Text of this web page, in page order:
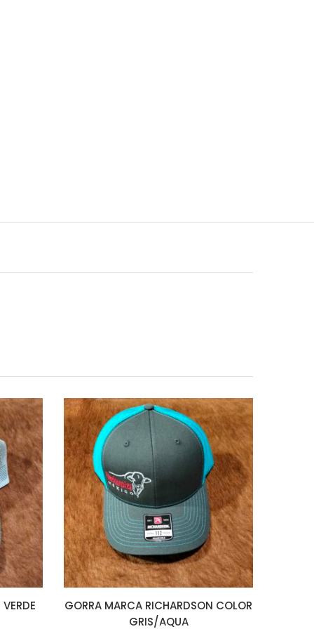
GORRA MARCA RICHARDSON COLOR
GRIS/AQUA